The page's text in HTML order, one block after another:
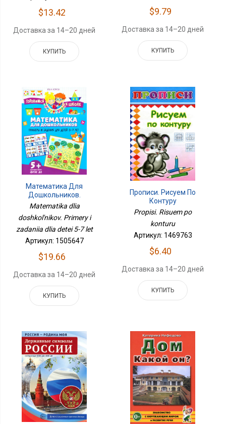
$13.42
Доставка за 14–20 дней
КУПИТЬ
$9.79
Доставка за 14–20 дней
КУПИТЬ
Математика Для
Дошкольников.
Примеры И Задания Для
Детей 5-7 Лет
Matematika dlia
doshkol'nikov. Primery i
zadaniia dlia detei 5-7 let
Артикул: 1505647
$19.66
Доставка за 14–20 дней
КУПИТЬ
Прописи. Рисуем По
Контуру
Propisi. Risuem po
konturu
Артикул: 1469763
$6.40
Доставка за 14–20 дней
КУПИТЬ